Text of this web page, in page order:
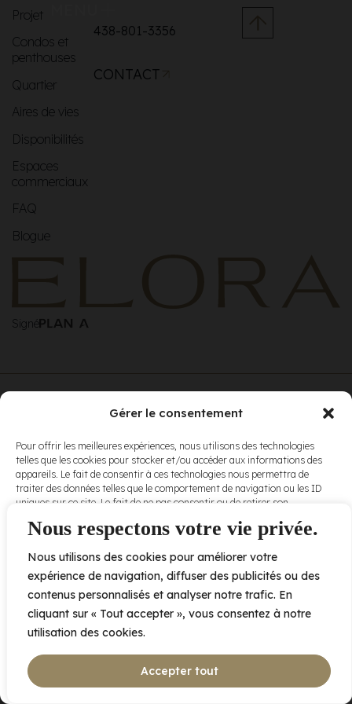
Nous respectons votre vie privée.
Nous utilisons des cookies pour améliorer votre
expérience de navigation, diffuser des publicités ou des
contenus personnalisés et analyser notre trafic. En
cliquant sur « Tout accepter », vous consentez à notre
utilisation des cookies.
Accepter tout
Gérer le consentement
Pour offrir les meilleures expériences, nous utilisons des technologies
telles que les cookies pour stocker et/ou accéder aux informations des
appareils. Le fait de consentir à ces technologies nous permettra de
traiter des données telles que le comportement de navigation ou les ID
uniques sur ce site. Le fait de ne pas consentir ou de retirer son
et fonctions.
Accepter
Refuser
Projet
Condos et
penthouses
Quartier
Aires de vies
Disponibilités
Espaces
commerciaux
FAQ
Blogue
438-801-3356
CONTACT
Signé
conditions
d’utilisationet
nospolitiques
de
confidentialité .
2005 av. de Bois-de-Boulogne, Laval QC H7N 0J7